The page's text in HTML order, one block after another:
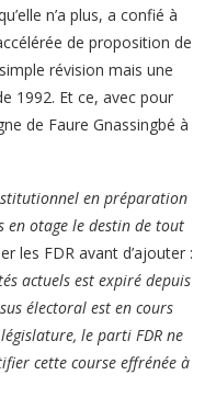
n’a plus, a confié à
de proposition de
révision mais une
1992. Et ce, avec pour
de Faure Gnassingbé à
en préparation
otage le destin de tout
les FDR avant d’ajouter :
actuels est expiré depuis
électoral est en cours
le parti FDR ne
cette course effrénée à